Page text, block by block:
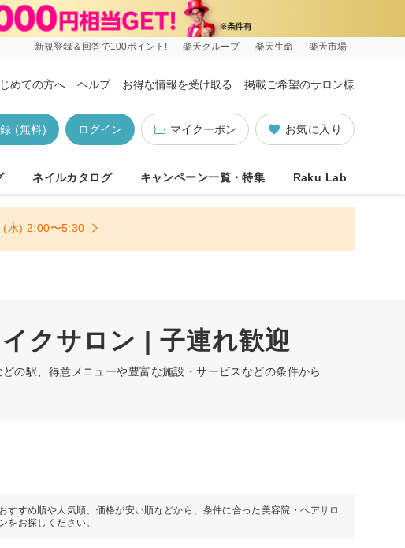
新規登録＆回答で100ポイント! 楽天グループ 楽天生命 楽天市場
めての方へ ヘルプ お得な情報を受け取る 掲載ご希望のサロン様
お気に入り
マイクーポン
ログイン
(無料)
ネイルカタログ キャンペーン一覧・特集 Raku Lab
(水) 2:00〜5:30
クサロン | 子連れ歓迎
の駅、得意メニューや豊富な施設・サービスなどの条件から
おすすめ順や人気順、価格が安い順などから、条件に合った美容院・ヘアサロ
ンをお探しください。